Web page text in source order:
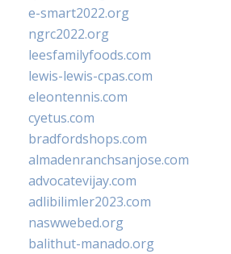
e-smart2022.org
ngrc2022.org
leesfamilyfoods.com
lewis-lewis-cpas.com
eleontennis.com
cyetus.com
bradfordshops.com
almadenranchsanjose.com
advocatevijay.com
adlibilimler2023.com
naswwebed.org
balithut-manado.org